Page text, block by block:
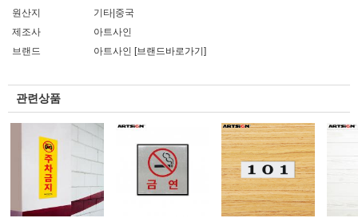
원산지
기타|중국
제조사
아트사인
브랜드
아트사인 [브랜드바로가기]
관련상품